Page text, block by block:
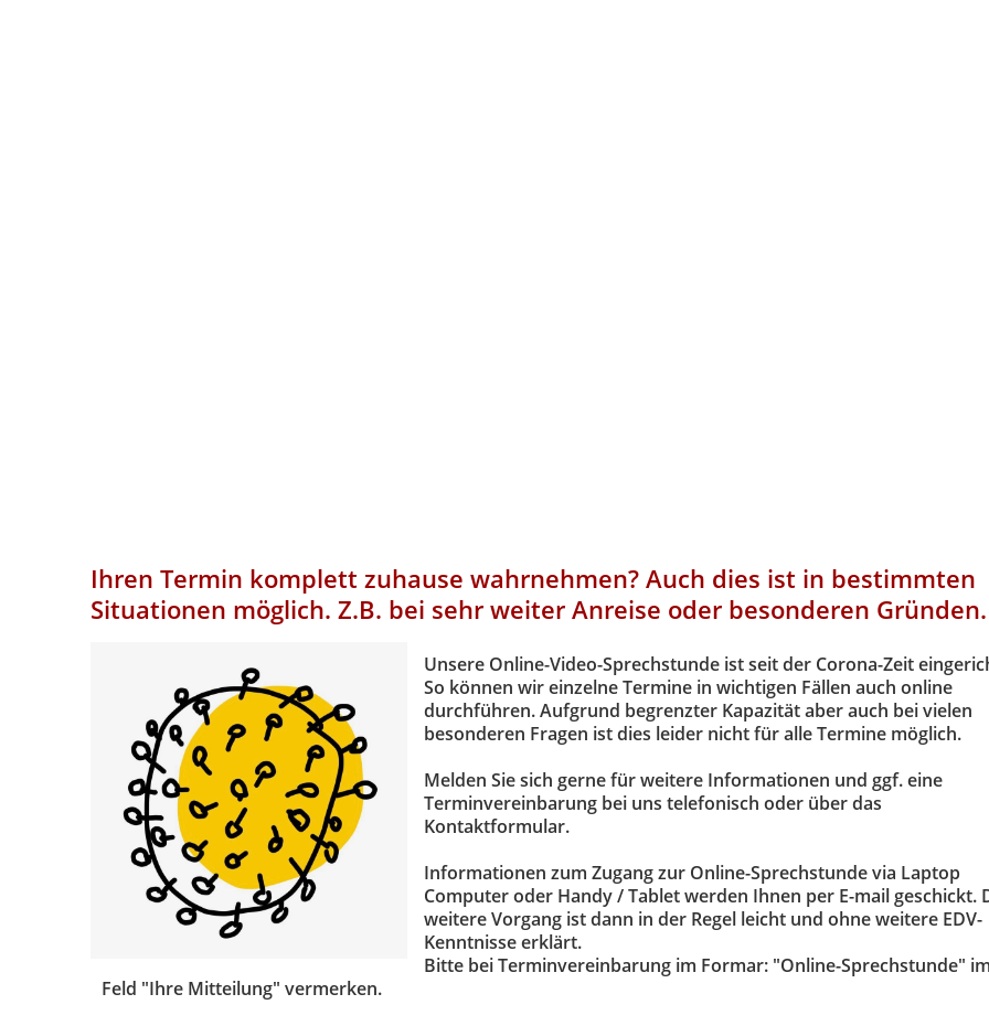
Ihren Termin komplett zuhause wahrnehmen? Auch dies ist in bestimmten
Situationen möglich. Z.B. bei sehr weiter Anreise oder besonderen Gründen.
Unsere Online-Video-Sprechstunde ist seit der Corona-Zeit
So können wir einzelne Termine in wichtigen Fällen auch online
durchführen. Aufgrund begrenzter Kapazität aber auch bei vielen
besonderen Fragen ist dies leider nicht für alle Termine möglich.
Melden Sie sich gerne für weitere Informationen und ggf. eine
Terminvereinbarung bei uns telefonisch oder über das
Kontaktformular.
Informationen zum Zugang zur Online-Sprechstunde via Laptop
Computer oder Handy / Tablet werden Ihnen per E-mail geschickt.
weitere Vorgang ist dann in der Regel leicht und ohne weitere EDV-
Kenntnisse erklärt.
Bitte bei Terminvereinbarung im Formar: "Online-Sprechstunde" im
Feld "Ihre Mitteilung" vermerken.